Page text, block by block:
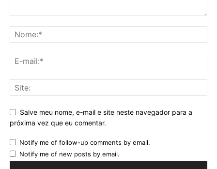
Salve meu nome, e-mail e site neste navegador para a
próxima vez que eu comentar.
Notify me of follow-up comments by email.
Notify me of new posts by email.